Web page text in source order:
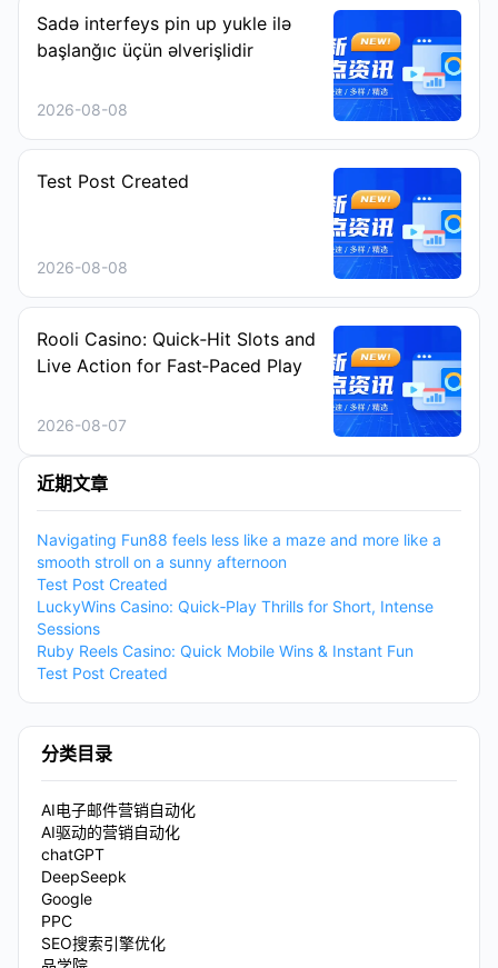
Sadə interfeys pin up yukle ilə
başlanğıc üçün əlverişlidir
2026-08-08
Test Post Created
2026-08-08
Rooli Casino: Quick‑Hit Slots and
Live Action for Fast‑Paced Play
2026-08-07
近期文章
Navigating Fun88 feels less like a maze and more like a
smooth stroll on a sunny afternoon
Test Post Created
LuckyWins Casino: Quick‑Play Thrills for Short, Intense
Sessions
Ruby Reels Casino: Quick Mobile Wins & Instant Fun
Test Post Created
分类目录
AI电子邮件营销自动化
AI驱动的营销自动化
chatGPT
DeepSeepk
Google
PPC
SEO搜索引擎优化